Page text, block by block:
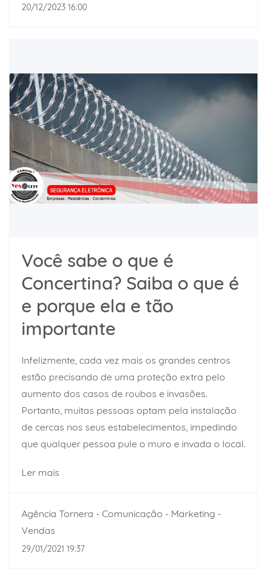
20/12/2023 16:00
Você sabe o que é
Concertina? Saiba o que é
e porque ela e tão
importante
Infelizmente, cada vez mais os grandes centros
estão precisando de uma proteção extra pelo
aumento dos casos de roubos e invasões.
Portanto, muitas pessoas optam pela instalação
de cercas nos seus estabelecimentos, impedindo
que qualquer pessoa pule o muro e invada o local.
Ler mais
Agência Tornera - Comunicação - Marketing -
Vendas
29/01/2021 19:37